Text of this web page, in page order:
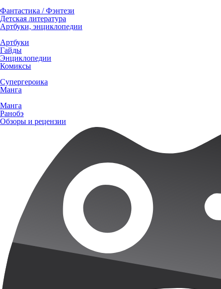
Фантастика / Фэнтези
Детская литература
Артбуки, энциклопедии
Артбуки
Гайды
Энциклопедии
Комиксы
Супергероика
Манга
Манга
Ранобэ
Обзоры и рецензии